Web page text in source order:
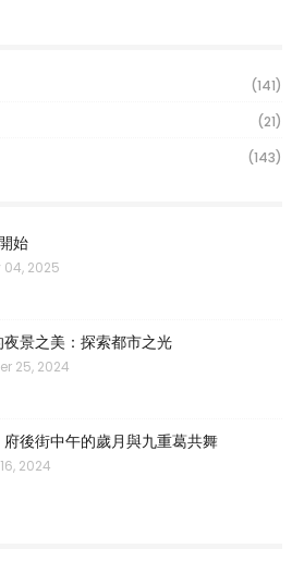
(141)
(21)
(143)
始
2025
景之美：探索都市之光
25, 2024
後街中午的歲月與九重葛共舞
2024